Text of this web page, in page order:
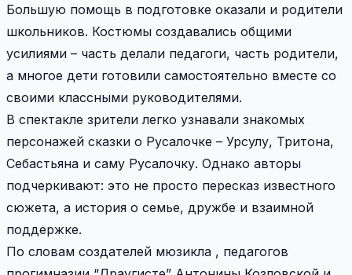
Большую помощь в подготовке оказали и родители
школьников. Костюмы создавались общими
усилиями – часть делали педагоги, часть родители,
а многое дети готовили самостоятельно вместе со
своими классными руководителями.
В спектакле зрители легко узнавали знакомых
персонажей сказки о Русалочке – Урсулу, Тритона,
Себастьяна и саму Русалочку. Однако авторы
подчеркивают: это не просто пересказ известного
сюжета, а история о семье, дружбе и взаимной
поддержке.
По словам создателей мюзикла , педагогов